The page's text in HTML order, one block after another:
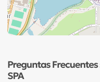
Preguntas
SPA